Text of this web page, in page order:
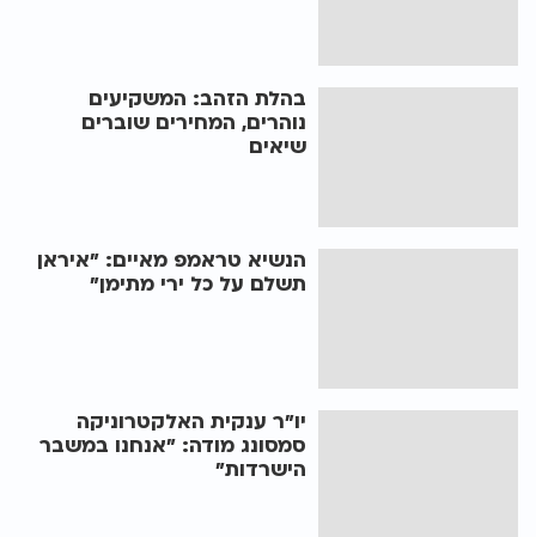
בהלת הזהב: המשקיעים
נוהרים, המחירים שוברים
שיאים
הנשיא טראמפ מאיים: "איראן
תשלם על כל ירי מתימן"
יו"ר ענקית האלקטרוניקה
סמסונג מודה: "אנחנו במשבר
הישרדות"